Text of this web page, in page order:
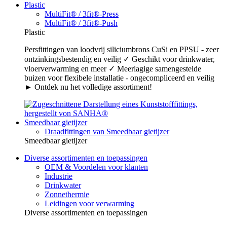
Plastic
MultiFit® / 3fit®-Press
MultiFit® / 3fit®-Push
Plastic
Persfittingen van loodvrij siliciumbrons CuSi en PPSU - zeer
ontzinkingsbestendig en veilig ✓ Geschikt voor drinkwater,
vloerverwarming en meer ✓ Meerlagige samengestelde
buizen voor flexibele installatie - ongecompliceerd en veilig
► Ontdek nu het volledige assortiment!
Smeedbaar gietijzer
Draadfittingen van Smeedbaar gietijzer
Smeedbaar gietijzer
Diverse assortimenten en toepassingen
OEM & Voordelen voor klanten
Industrie
Drinkwater
Zonnethermie
Leidingen voor verwarming
Diverse assortimenten en toepassingen